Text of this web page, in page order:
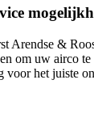
Arendse &
om uw airco
voor het juiste